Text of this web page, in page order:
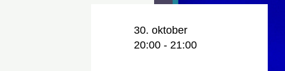
30. oktober
20:00 - 21:00